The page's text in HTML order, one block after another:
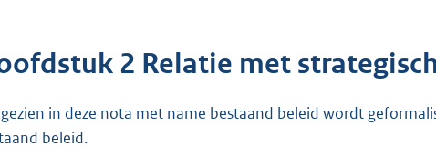
2 Relatie met
in deze nota met name bestaand beleid wordt
beleid.